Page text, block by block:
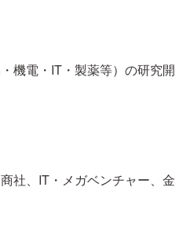
機電・IT・製薬等）の研究開
社、IT・メガベンチャー、金